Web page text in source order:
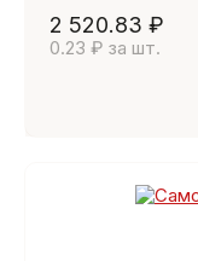
2 520.83 ₽
0.23 ₽ за шт.